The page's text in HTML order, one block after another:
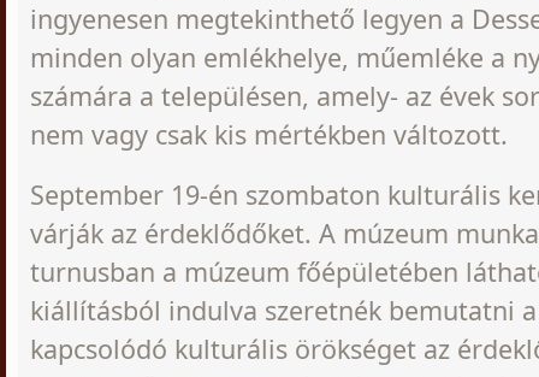
ingyenesen megtekinthető legyen a
minden olyan emlékhelye, műemléke a
számára a településen, amely- az évek
nem vagy csak kis mértékben változott.
September 19-én szombaton kulturális
várják az érdeklődőket. A múzeum
turnusban a múzeum főépületében
kiállításból indulva szeretnék bemutatni
kapcsolódó kulturális örökséget az